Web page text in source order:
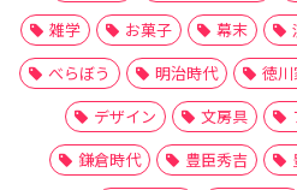
雑学
お菓子 幕末
べらぼう
明治時代 徳
デザイン
文房具
鎌倉時代
豊臣秀吉